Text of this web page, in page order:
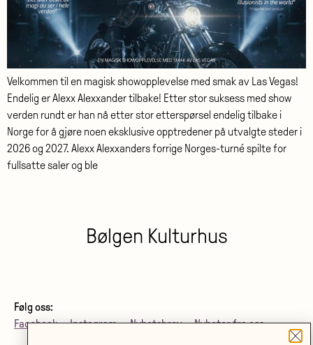
Velkommen til en magisk showopplevelse med smak av Las Vegas!
Endelig er Alexx Alexxander tilbake! Etter stor suksess med show
verden rundt er han nå etter stor etterspørsel endelig tilbake i
Norge for å gjøre noen eksklusive opptredener på utvalgte steder i
2026 og 2027. Alexx Alexxanders forrige Norges-turné spilte for
fullsatte saler og ble
Bølgen Kulturhus
Følg oss:
Facebook•Instagram•Nyhetsbrev•Nyheter fra oss